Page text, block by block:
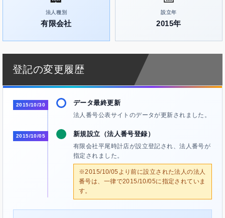
法人種別
有限会社
設立年
2015年
登記の変更履歴
2015/10/30 データ最終更新
法人番号公表サイトのデータが更新されました。
2015/10/05 新規設立（法人番号登録）
有限会社平尾時計店が設立登記され、法人番号が
指定されました。
※2015/10/05より前に設立された法人の法人
番号は、一律で2015/10/05に指定されていま
す。